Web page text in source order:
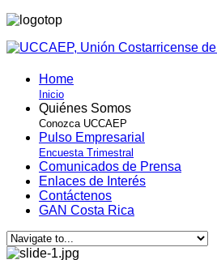
Home
Inicio
Quiénes Somos
Conozca UCCAEP
Pulso Empresarial
Encuesta Trimestral
Comunicados de Prensa
Enlaces de Interés
Contáctenos
GAN Costa Rica